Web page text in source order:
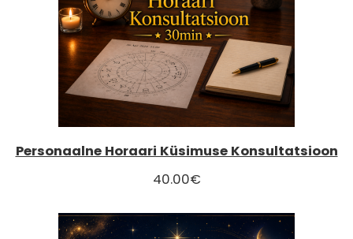
Personaalne Horaari Küsimuse Konsultatsioon
40.00€